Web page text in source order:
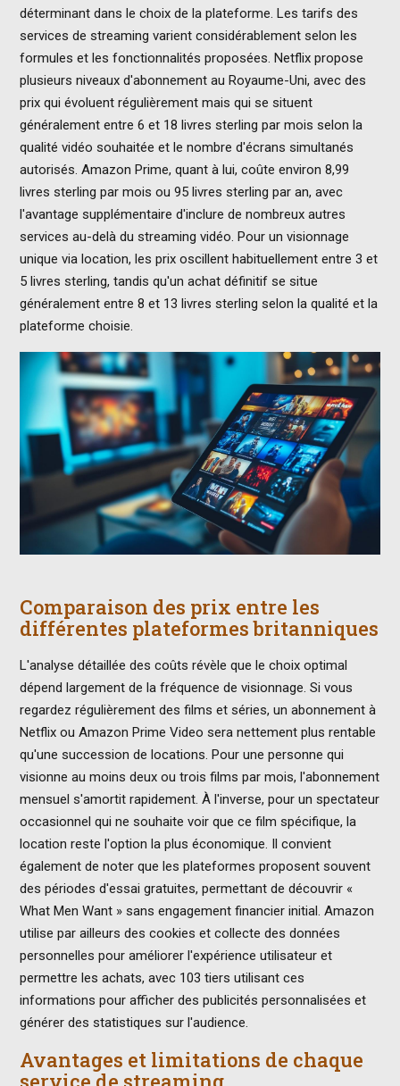
déterminant dans le choix de la plateforme. Les tarifs des
services de streaming varient considérablement selon les
formules et les fonctionnalités proposées. Netflix propose
plusieurs niveaux d'abonnement au Royaume-Uni, avec des
prix qui évoluent régulièrement mais qui se situent
généralement entre 6 et 18 livres sterling par mois selon la
qualité vidéo souhaitée et le nombre d'écrans simultanés
autorisés. Amazon Prime, quant à lui, coûte environ 8,99
livres sterling par mois ou 95 livres sterling par an, avec
l'avantage supplémentaire d'inclure de nombreux autres
services au-delà du streaming vidéo. Pour un visionnage
unique via location, les prix oscillent habituellement entre 3 et
5 livres sterling, tandis qu'un achat définitif se situe
généralement entre 8 et 13 livres sterling selon la qualité et la
plateforme choisie.
Comparaison des prix entre les
différentes plateformes britanniques
L'analyse détaillée des coûts révèle que le choix optimal
dépend largement de la fréquence de visionnage. Si vous
regardez régulièrement des films et séries, un abonnement à
Netflix ou Amazon Prime Video sera nettement plus rentable
qu'une succession de locations. Pour une personne qui
visionne au moins deux ou trois films par mois, l'abonnement
mensuel s'amortit rapidement. À l'inverse, pour un spectateur
occasionnel qui ne souhaite voir que ce film spécifique, la
location reste l'option la plus économique. Il convient
également de noter que les plateformes proposent souvent
des périodes d'essai gratuites, permettant de découvrir «
What Men Want » sans engagement financier initial. Amazon
utilise par ailleurs des cookies et collecte des données
personnelles pour améliorer l'expérience utilisateur et
permettre les achats, avec 103 tiers utilisant ces
informations pour afficher des publicités personnalisées et
générer des statistiques sur l'audience.
Avantages et limitations de chaque